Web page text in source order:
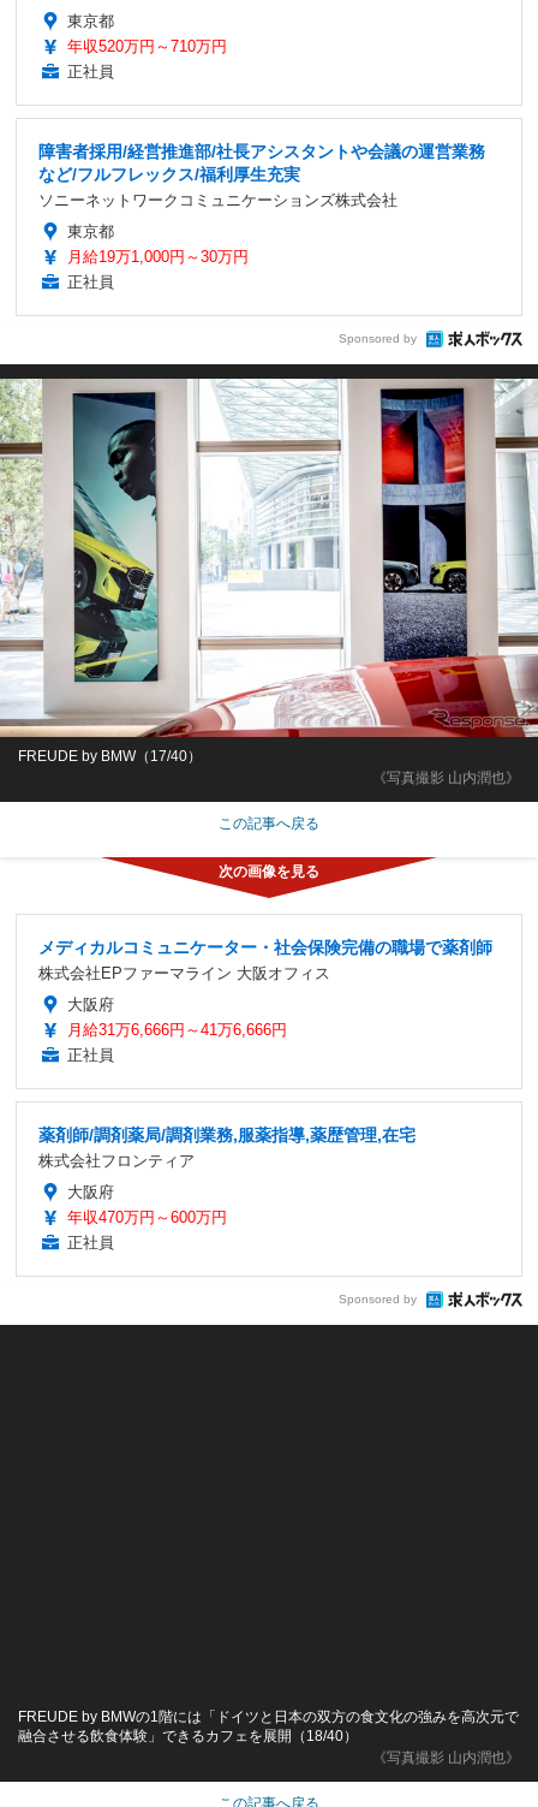
東京都
年収520万円～710万円
正社員
障害者採用/経営推進部/社長アシスタントや会議の運営業務
など/フルフレックス/福利厚生充実
ソニーネットワークコミュニケーションズ株式会社
東京都
月給19万1,000円～30万円
正社員
Sponsored by
《写真撮影 山内潤也》
FREUDE by BMW（17/40）
この記事へ戻る
メディカルコミュニケーター・社会保険完備の職場で薬剤師
株式会社EPファーマライン 大阪オフィス
大阪府
月給31万6,666円～41万6,666円
正社員
薬剤師/調剤薬局/調剤業務,服薬指導,薬歴管理,在宅
株式会社フロンティア
大阪府
年収470万円～600万円
正社員
Sponsored by
《写真撮影 山内潤也》
FREUDE by BMWの1階には「ドイツと日本の双方の食文化の強みを高次元で
融合させる飲食体験」できるカフェを展開（18/40）
この記事へ戻る